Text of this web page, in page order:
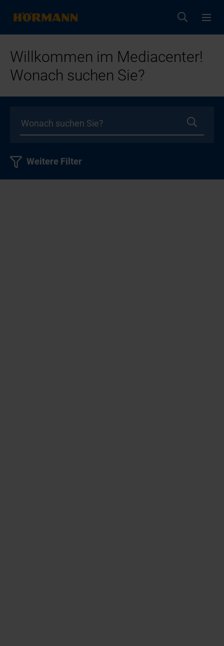
Willkommen im Mediacenter!
Wonach suchen Sie?
Weitere Filter